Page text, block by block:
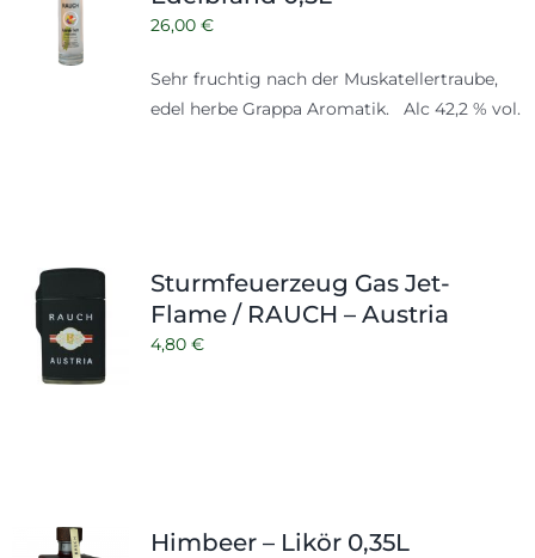
26,00 €
Sehr fruchtig nach der Muskatellertraube,
edel herbe Grappa Aromatik. Alc 42,2 % vol.
Sturmfeuerzeug Gas Jet-
Flame / RAUCH – Austria
4,80 €
Himbeer – Likör 0,35L